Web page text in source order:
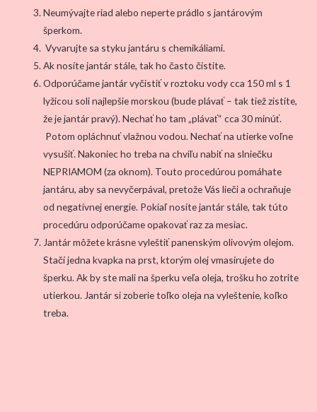
Neumývajte riad alebo neperte prádlo s jantárovým
šperkom.
Vyvarujte sa styku jantáru s chemikáliami.
Ak nosíte jantár stále, tak ho často čistite.
Odporúčame jantár vyčistiť v roztoku vody cca 150 ml s 1
lyžicou soli najlepšie morskou (bude plávať – tak tiež zistíte,
že je jantár pravý). Nechať ho tam „plávať“ cca 30 minúť.
Potom opláchnuť vlažnou vodou. Nechať na utierke voľne
vysušiť. Nakoniec ho treba na chvíľu nabiť na slniečku
NEPRIAMOM (za oknom). Touto procedúrou pomáhate
jantáru, aby sa nevyčerpával, pretože Vás lieči a ochraňuje
od negatívnej energie. Pokiaľ nosíte jantár stále, tak túto
procedúru odporúčame opakovať raz za mesiac.
Jantár môžete krásne vyleštiť panenským olivovým olejom.
Stačí jedna kvapka na prst, ktorým olej vmasírujete do
šperku. Ak by ste mali na šperku veľa oleja, trošku ho zotrite
utierkou. Jantár si zoberie toľko oleja na vyleštenie, koľko
treba.